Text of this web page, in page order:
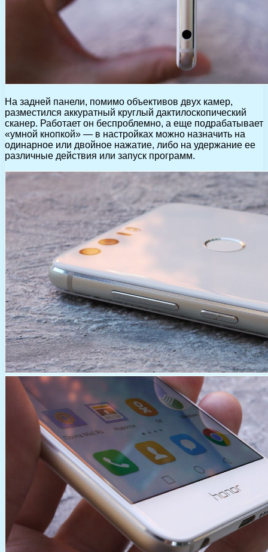
На задней панели, помимо объективов двух камер,
разместился аккуратный круглый дактилоскопический
сканер. Работает он беспроблемно, а еще подрабатывает
«умной кнопкой» — в настройках можно назначить на
одинарное или двойное нажатие, либо на удержание ее
различные действия или запуск программ.